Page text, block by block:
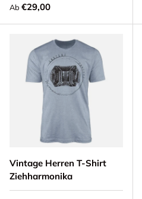
Ab Normaler Preis
€29,00
Vintage Herren T-Shirt
Ziehharmonika